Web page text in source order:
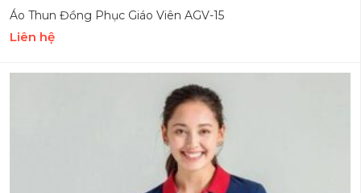
Áo Thun Đồng Phục Giáo Viên AGV-15
Liên hệ